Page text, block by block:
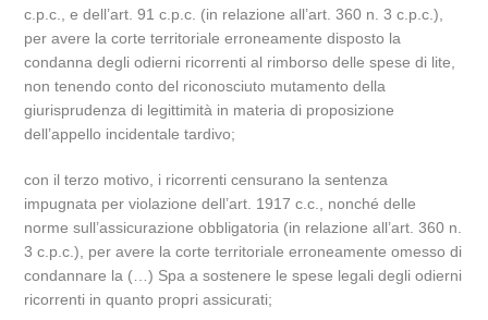
c.p.c., e dell’art. 91 c.p.c. (in relazione all’art. 360 n. 3 c.p.c.),
per avere la corte territoriale erroneamente disposto la
condanna degli odierni ricorrenti al rimborso delle spese di lite,
non tenendo conto del riconosciuto mutamento della
giurisprudenza di legittimità in materia di proposizione
dell’appello incidentale tardivo;
con il terzo motivo, i ricorrenti censurano la sentenza
impugnata per violazione dell’art. 1917 c.c., nonché delle
norme sull’assicurazione obbligatoria (in relazione all’art. 360 n.
3 c.p.c.), per avere la corte territoriale erroneamente omesso di
condannare la (…) Spa a sostenere le spese legali degli odierni
ricorrenti in quanto propri assicurati;